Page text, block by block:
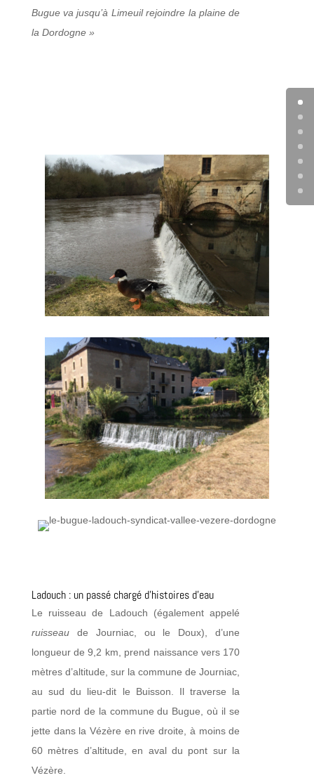
Bugue va jusqu’à Limeuil rejoindre la plaine de
la Dordogne »
Ladouch : un passé chargé d’histoires d’eau
Le ruisseau de Ladouch (également appelé
ruisseaude Journiac, ou le Doux), d’une
longueur de 9,2 km, prend naissance vers 170
mètres d’altitude, sur la commune de Journiac,
au sud du lieu-dit le Buisson. Il traverse la
partie nord de la commune du Bugue, où il se
jette dans la Vézère en rive droite, à moins de
60 mètres d’altitude, en aval du pont sur la
Vézère.